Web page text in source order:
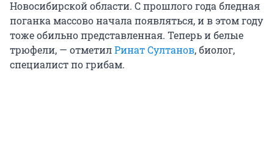
Новосибирской области. С прошлого года бледная
поганка массово начала появляться, и в этом году
тоже обильно представленная. Теперь и белые
трюфели, — отметилРинат Султанов, биолог,
специалист по грибам.